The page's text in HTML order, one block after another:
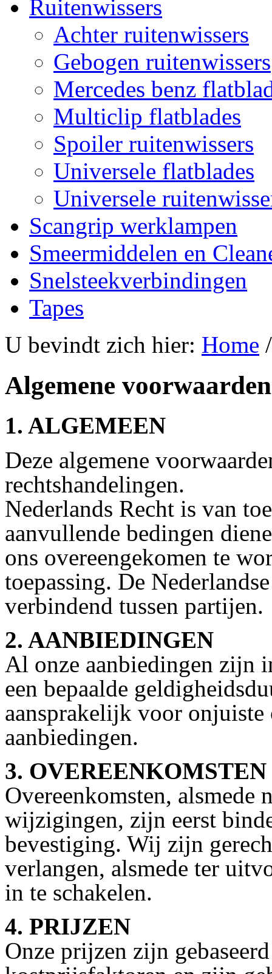
Ruitenwissers
Achter ruitenwissers
Gebogen ruitenwissers
Mercedes benz
Multiclip flatblades
Spoiler ruitenwissers
Universele flatblades
Universele
Scangrip werklampen
Smeermiddelen en
Snelsteekverbindingen
Tapes
U bevindt zich hier: Home
Algemene voorwaarden
1. ALGEMEEN
Deze algemene
rechtshandelingen.
Nederlands Recht is van
aanvullende bedingen
ons overeengekomen te
toepassing. De
verbindend tussen partijen.
2. AANBIEDINGEN
Al onze aanbiedingen
een bepaalde
aansprakelijk voor onjuiste
aanbiedingen.
3. OVEREENKOMSTEN
Overeenkomsten, alsmede
wijzigingen, zijn eerst
bevestiging. Wij zijn
verlangen, alsmede ter
in te schakelen.
4. PRIJZEN
Onze prijzen zijn